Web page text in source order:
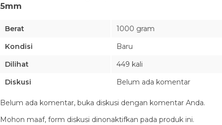
5mm
Berat
1000 gram
Kondisi
Baru
Dilihat
449 kali
Diskusi
Belum ada komentar
Belum ada komentar, buka diskusi dengan komentar Anda.
Mohon maaf, form diskusi dinonaktifkan pada produk ini.